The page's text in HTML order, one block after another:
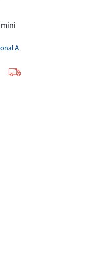
mini
A DE